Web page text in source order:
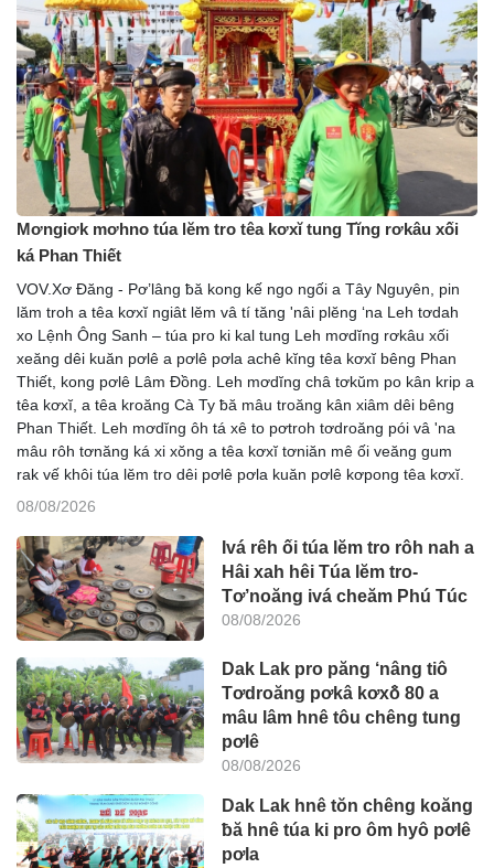
Mơngiơk mơhno túa lĕm tro têa kơxĭ tung Tĭng rơkâu xối
ká Phan Thiết
VOV.Xơ Đăng - Pơ’lâng ƀă kong kế ngo ngối a Tây Nguyên, pin
lăm troh a têa kơxĭ ngiât lĕm vâ tí tăng 'nâi plĕng ‘na Leh tơdah
xo Lệnh Ông Sanh – túa pro ki kal tung Leh mơdĭng rơkâu xối
xeăng dêi kuăn pơlê a pơlê pơla achê kĭng têa kơxĭ bêng Phan
Thiết, kong pơlê Lâm Đồng. Leh mơdĭng châ tơkŭm po kân krip a
têa kơxĭ, a têa kroăng Cà Ty ƀă mâu troăng kân xiâm dêi bêng
Phan Thiết. Leh mơdĭng ôh tá xê to pơtroh tơdroăng pói vâ 'na
mâu rôh tơnăng ká xi xŏng a têa kơxĭ tơniăn mê ối veăng gum
rak vế khôi túa lĕm tro dêi pơlê pơla kuăn pơlê kơpong têa kơxĭ.
08/08/2026
Ivá rêh ối túa lĕm tro rôh nah a
Hâi xah hêi Túa lĕm tro-
Tơ’noăng ivá cheăm Phú Túc
08/08/2026
Dak Lak pro păng ‘nâng tiô
Tơdroăng pơkâ kơxô̆ 80 a
mâu lâm hnê tôu chêng tung
pơlê
08/08/2026
Dak Lak hnê tŏn chêng koăng
ƀă hnê túa ki pro ôm hyô pơlê
pơla